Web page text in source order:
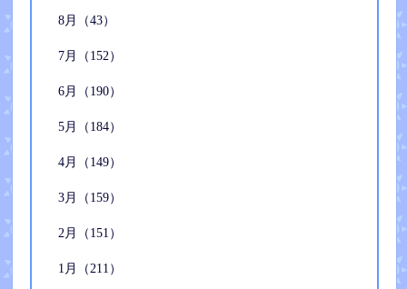
8月（43）
7月（152）
6月（190）
5月（184）
4月（149）
3月（159）
2月（151）
1月（211）